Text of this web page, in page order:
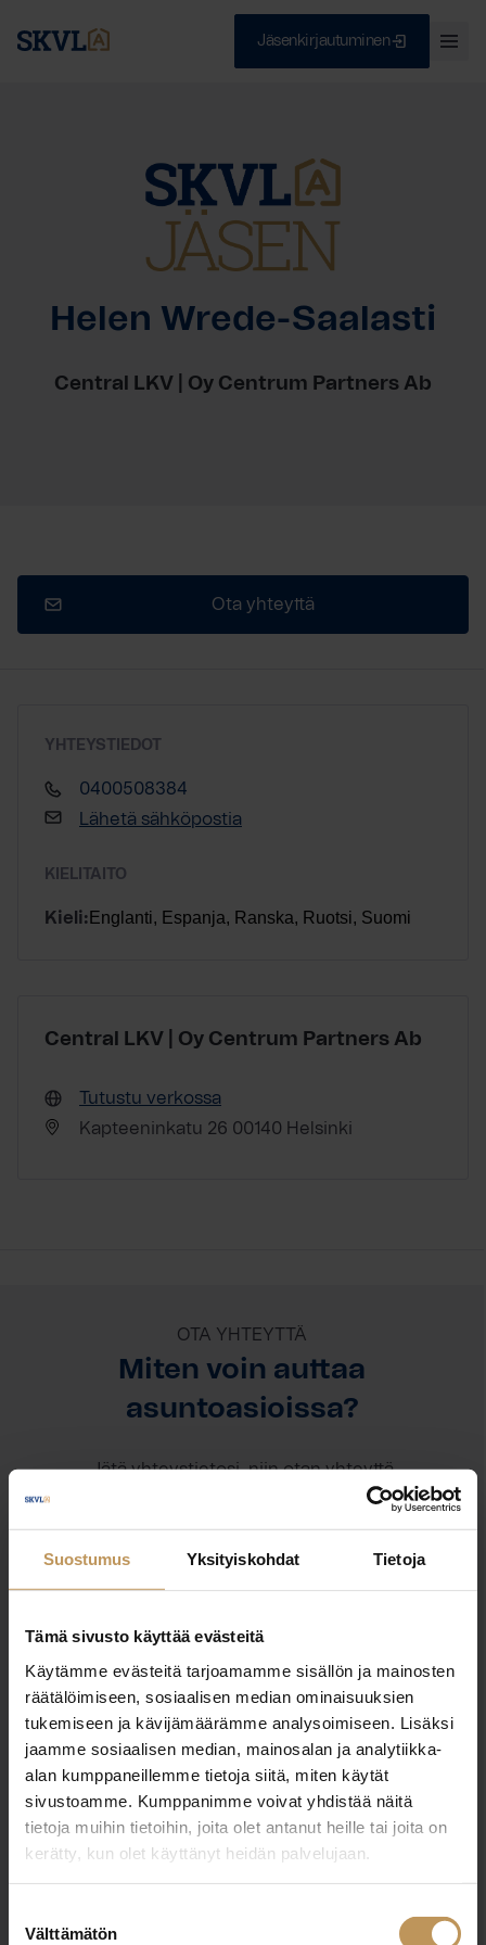
Suostumus Yksityiskohdat Tietoja
Tämä sivusto käyttää evästeitä
Käytämme evästeitä tarjoamamme sisällön ja mainosten
räätälöimiseen, sosiaalisen median ominaisuuksien
tukemiseen ja kävijämäärämme analysoimiseen. Lisäksi
jaamme sosiaalisen median, mainosalan ja analytiikka-
alan kumppaneillemme tietoja siitä, miten käytät
sivustoamme. Kumppanimme voivat yhdistää näitä
tietoja muihin tietoihin, joita olet antanut heille tai joita on
kerätty, kun olet käyttänyt heidän palvelujaan.
valinta
Välttämätön
Jäsenkirjautuminen
Helen Wrede-Saalasti
Central LKV | Oy Centrum Partners Ab
Ota yhteyttä
YHTEYSTIEDOT
0400508384
Lähetä sähköpostia
KIELITAITO
Kieli: Englanti, Espanja, Ranska, Ruotsi, Suomi
Central LKV | Oy Centrum Partners Ab
Tutustu verkossa
Kapteeninkatu 26 00140 Helsinki
OTA YHTEYTTÄ
Miten voin auttaa
asuntoasioissa?
Jätä yhteystietosi, niin otan yhteyttä
Helen Wrede-Saalasti
helen@centrallkv.fi
"*" näyttää pakolliset kentät
Aihe